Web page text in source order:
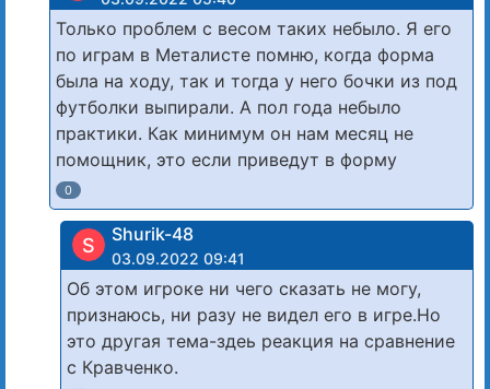
Только проблем с весом таких небыло. Я его
по играм в Металисте помню, когда форма
была на ходу, так и тогда у него бочки из под
футболки выпирали. А пол года небыло
практики. Как минимум он нам месяц не
помощник, это если приведут в форму
0
S Shurik-48
03.09.2022 09:41
Об этом игроке ни чего сказать не могу,
признаюсь, ни разу не видел его в игре.Но
это другая тема-здеь реакция на сравнение
с Кравченко.